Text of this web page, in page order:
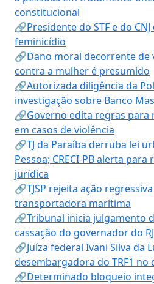
constitucional
🔗Presidente do STF e do
feminicídio
🔗Dano moral decorrente de
contra a mulher é presumido
🔗Autorizada diligência da
investigação sobre Banco
🔗Governo edita regras para
em casos de violência
🔗TJ da Paraíba derruba lei
Pessoa; CRECI-PB alerta
jurídica
🔗TJSP rejeita ação
transportadora marítima
🔗Tribunal inicia julgamento
cassação do governador do RJ
🔗Juíza federal Ivani Silva da
desembargadora do TRF1 no
🔗Determinado bloqueio